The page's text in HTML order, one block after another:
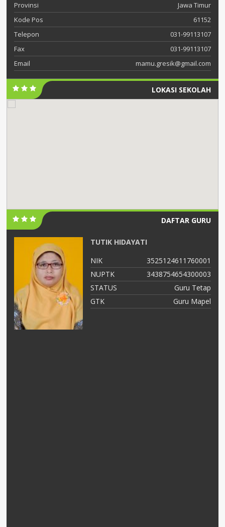
Provinsi
Jawa Timur
Kode Pos
61152
Telepon
031-99113107
Fax
031-99113107
Email
mamu.gresik@gmail.com
LOKASI SEKOLAH
DAFTAR GURU
TUTIK HIDAYATI
NIK
3525124611760001
NUPTK
3438754654300003
STATUS
Guru Tetap
GTK
Guru Mapel